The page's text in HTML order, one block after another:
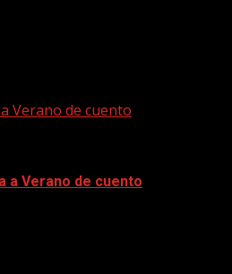
Verano de cuento
a Verano de cuento